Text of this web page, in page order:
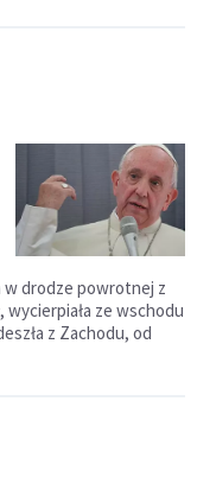
w drodze powrotnej z
ze wschodu
z Zachodu, od